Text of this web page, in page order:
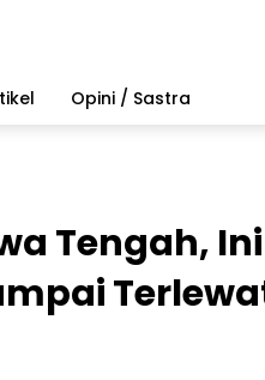
Opini / Sastra
Tengah,